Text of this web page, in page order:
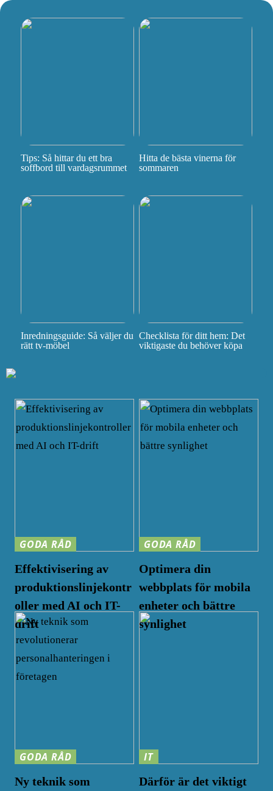
Tips: Så hittar du ett bra
soffbord till vardagsrummet
Hitta de bästa vinerna för
sommaren
Inredningsguide: Så väljer du
rätt tv-möbel
Checklista för ditt hem: Det
viktigaste du behöver köpa
GODA RÅD
Effektivisering av
produktionslinjekontr
oller med AI och IT-
drift
GODA RÅD
Optimera din
webbplats för mobila
enheter och bättre
synlighet
GODA RÅD
Ny teknik som
IT
Därför är det viktigt